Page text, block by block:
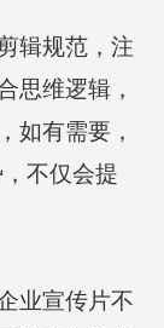
辑规范，注
思维逻辑，
如有需要，
不仅会提
业宣传片不